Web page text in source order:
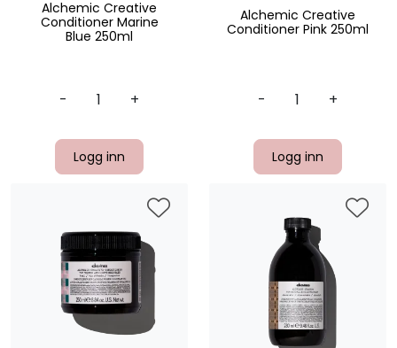
Alchemic Creative
Conditioner Marine
Blue 250ml
- +
Logg inn
Alchemic Creative
Conditioner Pink 250ml
- +
Logg inn